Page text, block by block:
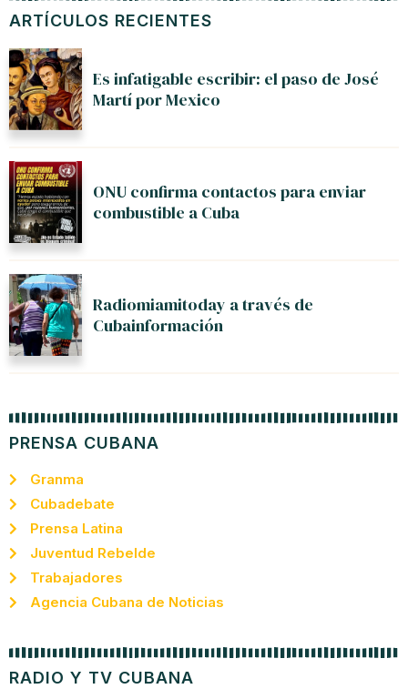
ARTÍCULOS RECIENTES
Es infatigable escribir: el paso de José
Martí por Mexico
ONU confirma contactos para enviar
combustible a Cuba
Radiomiamitoday a través de
Cubainformación
PRENSA CUBANA
Granma
Cubadebate
Prensa Latina
Juventud Rebelde
Trabajadores
Agencia Cubana de Noticias
RADIO Y TV CUBANA